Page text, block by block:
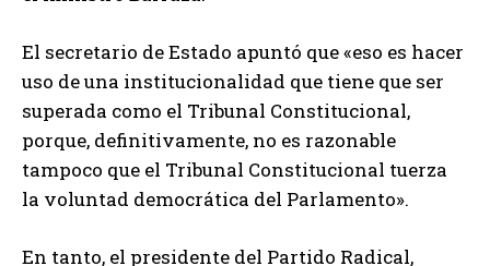
El secretario de Estado apuntó que «eso es hacer
uso de una institucionalidad que tiene que ser
superada como el Tribunal Constitucional,
porque, definitivamente, no es razonable
tampoco que el Tribunal Constitucional tuerza
la voluntad democrática del Parlamento».
En tanto, el presidente del Partido Radical,